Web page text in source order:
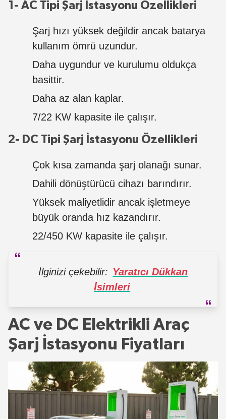
1- AC Tipi Şarj İstasyonu Özellikleri
Şarj hızı yüksek değildir ancak batarya
kullanım ömrü uzundur.
Daha uygundur ve kurulumu oldukça
basittir.
Daha az alan kaplar.
7/22 KW kapasite ile çalışır.
2- DC Tipi Şarj İstasyonu Özellikleri
Çok kısa zamanda şarj olanağı sunar.
Dahili dönüştürücü cihazı barındırır.
Yüksek maliyetlidir ancak işletmeye
büyük oranda hız kazandırır.
22/450 KW kapasite ile çalışır.
İlginizi çekebilir: Yaratıcı Dükkan
İsimleri
AC ve DC Elektrikli Araç
Şarj İstasyonu Fiyatları